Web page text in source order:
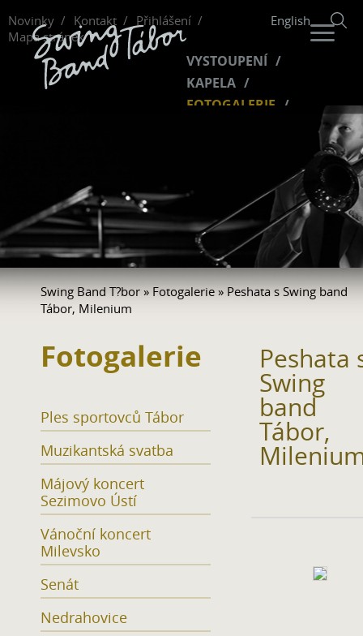
Novinky Kontakt
Přihlášení
Mapa stránek
English
VYSTOUPENÍ
KAPELA
FOTOGALERIE
Swing Band T?bor » Fotogalerie » Peshata s Swing band
Tábor, Milenium
Fotogalerie
Ples sportovců Tábor
Muzikantská svatba
Májový koncert
Sezimovo Ústí
Vánoční koncert
Milevsko
Senát
Nedrahovice
Peshata
Swing
band
Tábor,